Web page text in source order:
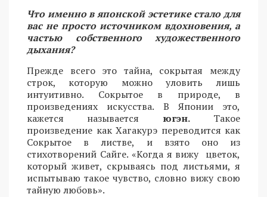
Что именно в японской эстетике стало для
вас не просто источником вдохновения, а
частью собственного художественного
дыхания?
Прежде всего это тайна, сокрытая между
строк, которую можно уловить лишь
интуитивно. Сокрытое в природе, в
произведениях искусства. В Японии это,
кажется называется югэн.Такое
произведение как Хагакурэ переводится как
Сокрытое в листве, и взято оно из
стихотворений Сайге. «Когда я вижу цветок,
который живет, скрываясь под листьями, я
испытываю такое чувство, словно вижу свою
тайную любовь».